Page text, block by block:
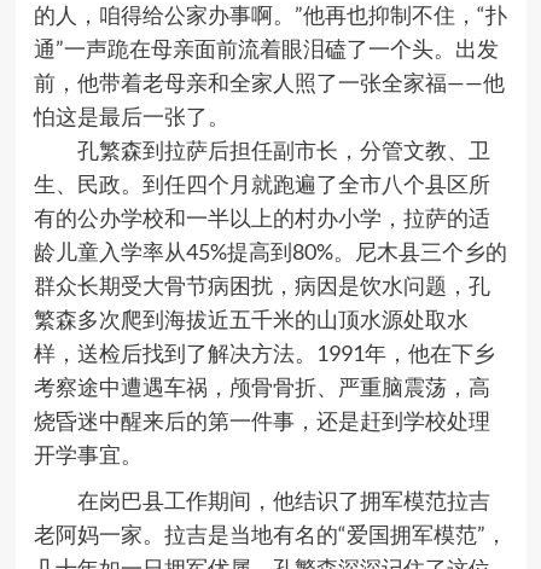
的人，咱得给公家办事啊。 ”他再也抑制不住， “扑
通”一声跪在母亲面前流着眼泪磕了一个头。出发
前，他带着老母亲和全家人照了一张全家福——他
怕这是最后一张了。
孔繁森到拉萨后担任副市长，分管文教、卫
生、民政。到任四个月就跑遍了全市八个县区所
有的公办学校和一半以上的村办小学，拉萨的适
龄儿童入学率从45%提高到80%。尼木县三个乡的
群众长期受大骨节病困扰，病因是饮水问题，孔
繁森多次爬到海拔近五千米的山顶水源处取水
样，送检后找到了解决方法。
1991年，他在下乡
考察途中遭遇车祸，颅骨骨折、严重脑震荡，高
烧昏迷中醒来后的第一件事，还是赶到学校处理
开学事宜。
在岗巴县工作期间，他结识了拥军模范拉吉
老阿妈一家。拉吉是当地有名的“爱国拥军模范” ，